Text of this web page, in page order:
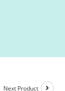
Next Product